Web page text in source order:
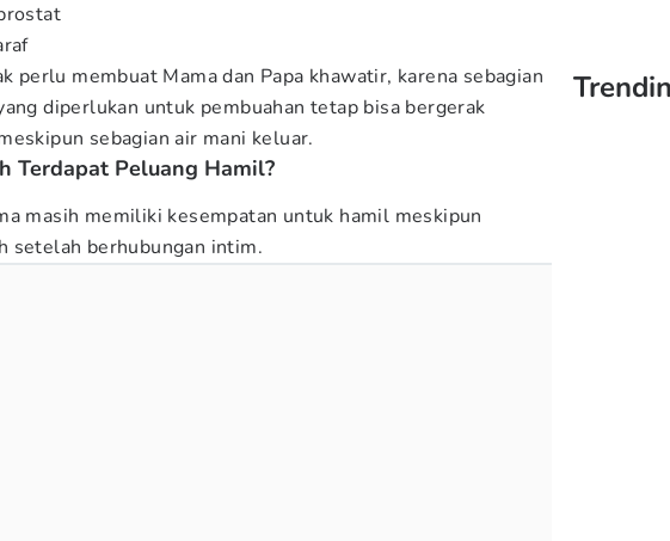
perlu membuat Mama dan Papa khawatir, karena sebagian
diperlukan untuk pembuahan tetap bisa bergerak
sebagian air mani keluar.
Terdapat Peluang Hamil?
masih memiliki kesempatan untuk hamil meskipun
setelah berhubungan intim.